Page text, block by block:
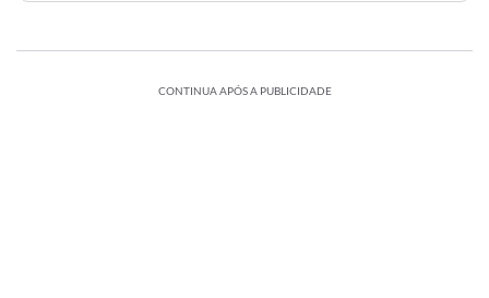
CONTINUA APÓS A PUBLICIDADE